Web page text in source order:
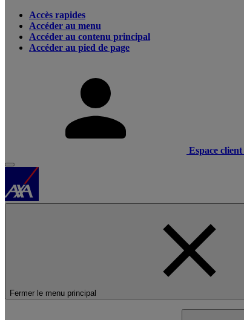
Accès rapides
Accéder au menu
Accéder au contenu principal
Accéder au pied de page
Espace client
Fermer le menu principal